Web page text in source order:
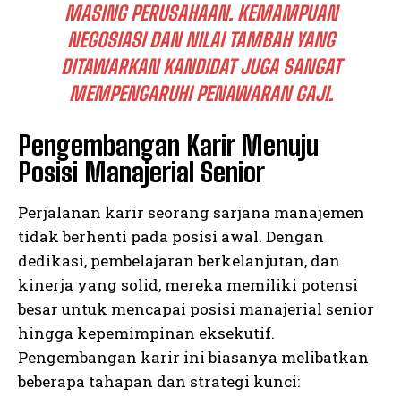
MASING PERUSAHAAN. KEMAMPUAN
NEGOSIASI DAN NILAI TAMBAH YANG
DITAWARKAN KANDIDAT JUGA SANGAT
MEMPENGARUHI PENAWARAN GAJI.
Pengembangan Karir Menuju
Posisi Manajerial Senior
Perjalanan karir seorang sarjana manajemen
tidak berhenti pada posisi awal. Dengan
dedikasi, pembelajaran berkelanjutan, dan
kinerja yang solid, mereka memiliki potensi
besar untuk mencapai posisi manajerial senior
hingga kepemimpinan eksekutif.
Pengembangan karir ini biasanya melibatkan
beberapa tahapan dan strategi kunci: